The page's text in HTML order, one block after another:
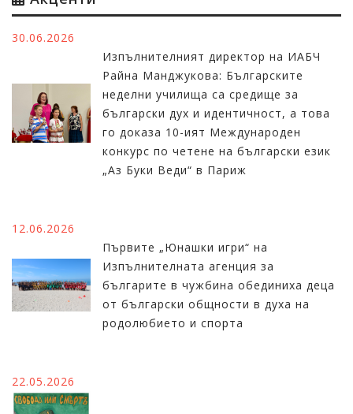
30.06.2026
Изпълнителният директор на ИАБЧ
Райна Манджукова: Българските
неделни училища са средище за
български дух и идентичност, а това
го доказа 10-ият Международен
конкурс по четене на български език
„Аз Буки Веди“ в Париж
12.06.2026
Първите „Юнашки игри“ на
Изпълнителната агенция за
българите в чужбина обединиха деца
от български общности в духа на
родолюбието и спорта
22.05.2026